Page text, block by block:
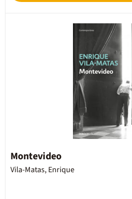
Montevideo
Vila-Matas, Enrique